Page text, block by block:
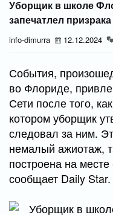
Уборщик в школе
запечатлел
info-dimurra 12.12.2024
События,
во Флориде,
Сети после того,
котором уборщик
следовал за ним.
немалый ажиотаж,
построена на
сообщает Daily Star.